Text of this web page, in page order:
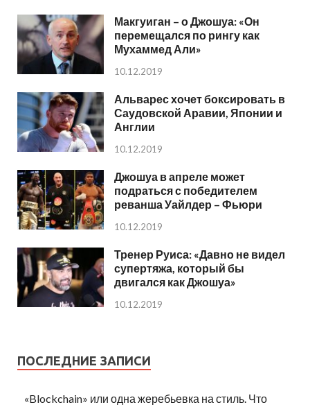
Макгуиган – о Джошуа: «Он
перемещался по рингу как
Мухаммед Али»
10.12.2019
Альварес хочет боксировать в
Саудовской Аравии, Японии и
Англии
10.12.2019
Джошуа в апреле может
подраться с победителем
реванша Уайлдер – Фьюри
10.12.2019
Тренер Руиса: «Давно не видел
супертяжа, который бы
двигался как Джошуа»
10.12.2019
ПОСЛЕДНИЕ ЗАПИСИ
«Blockchain» или одна жеребьевка на стиль. Что